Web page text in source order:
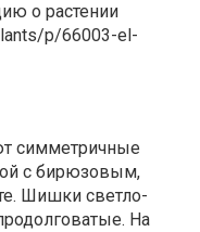
о растении
p/66003-el-
симметричные
с бирюзовым,
Шишки светло-
На